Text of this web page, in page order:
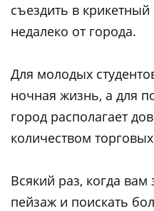
съездить в
недалеко от города.
Для молодых
ночная жизнь, а для
город располагает
количеством
Всякий раз, когда вам
пейзаж и поискать